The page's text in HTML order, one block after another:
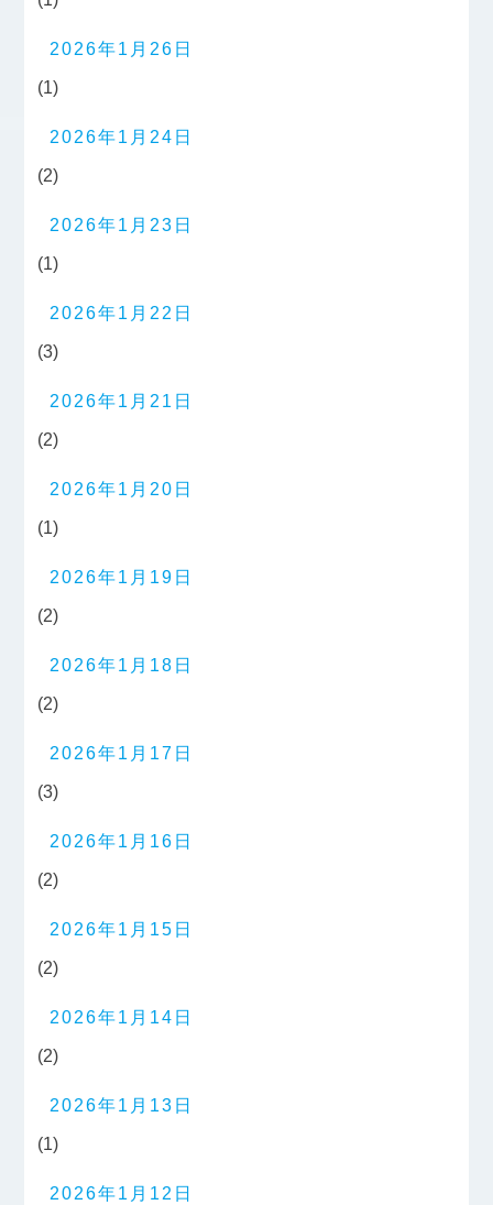
2026年1月26日
(1)
2026年1月24日
(2)
2026年1月23日
(1)
2026年1月22日
(3)
2026年1月21日
(2)
2026年1月20日
(1)
2026年1月19日
(2)
2026年1月18日
(2)
2026年1月17日
(3)
2026年1月16日
(2)
2026年1月15日
(2)
2026年1月14日
(2)
2026年1月13日
(1)
2026年1月12日